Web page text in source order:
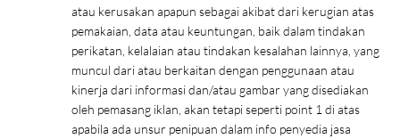
atau kerusakan apapun sebagai akibat dari kerugian atas
pemakaian, data atau keuntungan, baik dalam tindakan
perikatan, kelalaian atau tindakan kesalahan lainnya, yang
muncul dari atau berkaitan dengan penggunaan atau
kinerja dari informasi dan/atau gambar yang disediakan
oleh pemasang iklan, akan tetapi seperti point 1 di atas
apabila ada unsur penipuan dalam info penyedia jasa